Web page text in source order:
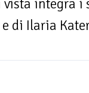
integra
di Ilaria